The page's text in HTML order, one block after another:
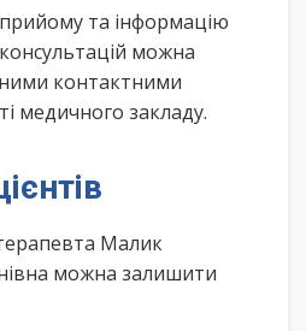
та інформацію
можна
контактними
медичного закладу.
Малик
можна залишити